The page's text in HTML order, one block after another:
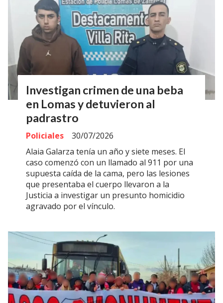
Investigan crimen de una beba
en Lomas y detuvieron al
padrastro
Policiales
30/07/2026
Alaia Galarza tenía un año y siete meses. El
caso comenzó con un llamado al 911 por una
supuesta caída de la cama, pero las lesiones
que presentaba el cuerpo llevaron a la
Justicia a investigar un presunto homicidio
agravado por el vínculo.